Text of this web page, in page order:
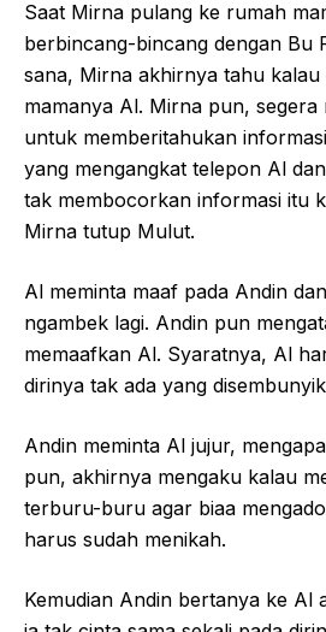
Saat Mirna pulang ke rumah
berbincang-bincang dengan Bu
sana, Mirna akhirnya tahu
mamanya Al. Mirna pun, segera
untuk memberitahukan
yang mengangkat telepon Al
tak membocorkan informasi itu
Mirna tutup Mulut.
Al meminta maaf pada Andin
ngambek lagi. Andin pun
memaafkan Al. Syaratnya, Al
dirinya tak ada yang
Andin meminta Al jujur,
pun, akhirnya mengaku kalau
terburu-buru agar biaa
harus sudah menikah.
Kemudian Andin bertanya ke Al